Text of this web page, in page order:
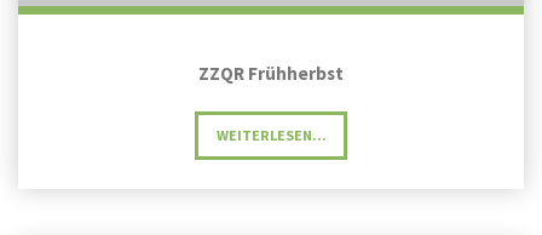
ZZQR Frühherbst
WEITERLESEN...
FRÜHHERBST"